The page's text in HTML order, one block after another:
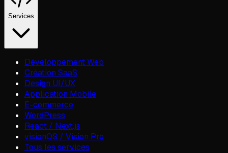
Services
Développement Web
Création SaaS
Design UI/UX
Application Mobile
E-commerce
WordPress
React / Next.js
visionOS / Vision Pro
Tous les services